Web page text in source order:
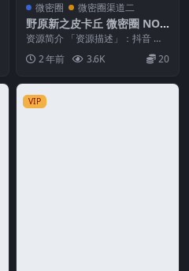
微密圈 微密圈渠道二
野原新之皮卡丘 微密圈 NO.0
07期
资源简介 「资源描述」：抖音 野
原新之皮卡丘 微密圈 NO.007期
【95P4...
2 年前 3.6K 20
VIP